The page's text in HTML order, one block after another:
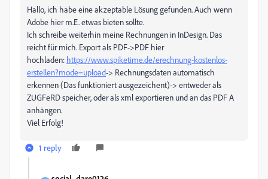
Hallo, ich habe eine akzeptable Lösung gefunden. Auch wenn
Adobe hier m.E. etwas bieten sollte.
Ich schreibe weiterhin meine Rechnungen in InDesign. Das
reicht für mich. Export als PDF->PDF hier
hochladen: https://www.spiketime.de/erechnung-kostenlos-
erstellen?mode=upload-> Rechnungsdaten automatisch
erkennen (Das funktioniert ausgezeichent)-> entweder als
ZUGFeRD speicher, oder als xml exportieren und an das PDF A
anhängen.
Viel Erfolg!
1 reply